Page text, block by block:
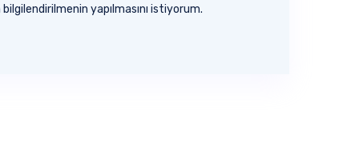
yapılmasını istiyorum.